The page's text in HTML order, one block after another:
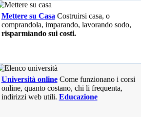
Mettere su Casa Costruirsi casa, o
comprandola, imparando, lavorando sodo,
risparmiando sui costi.
Università online Come funzionano i corsi
online, quanto costano, chi li frequenta,
indirizzi web utili. Educazione